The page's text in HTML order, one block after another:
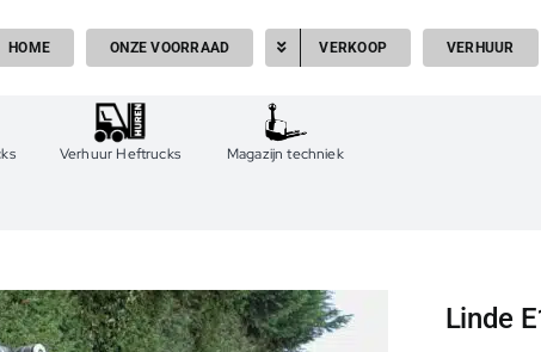
HOME ONZE VOORRAAD VERKOOP VERHUUR
Verhuur Heftrucks Magazijn techniek
Linde